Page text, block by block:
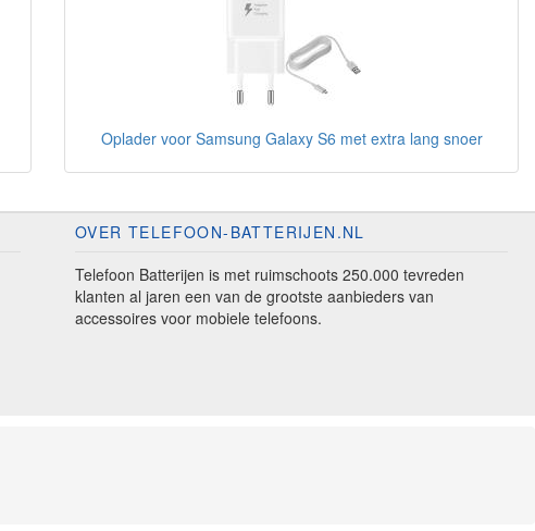
Oplader voor Samsung Galaxy S6 met extra lang snoer
OVER TELEFOON-BATTERIJEN.NL
Telefoon Batterijen is met ruimschoots 250.000 tevreden
klanten al jaren een van de grootste aanbieders van
accessoires voor mobiele telefoons.